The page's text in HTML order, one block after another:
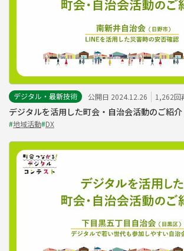
デジタル・最新技術
公開日 2024.12.26 1,262回
デジタルを活用した町会・自治会活動のご紹介
#地域活動#DX